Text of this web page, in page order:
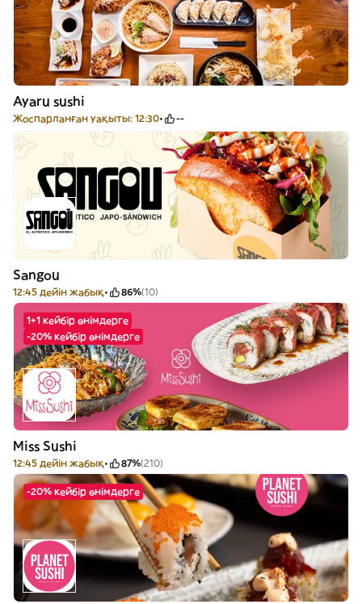
Ayaru sushi
Жоспарланған уақыты: 12:30 --
Sangou
12:45 дейін жабық 86%(10)
1+1 кейбір өнімдерге
-20% кейбір өнімдерге
Miss Sushi
12:45 дейін жабық 87%(210)
-20% кейбір өнімдерге